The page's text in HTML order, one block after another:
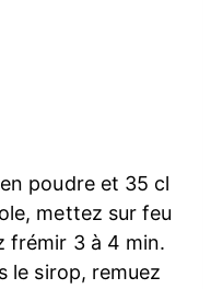
poudre et 35 cl
mettez sur feu
frémir 3 à 4 min.
le sirop, remuez